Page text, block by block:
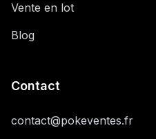
Vente en lot
Blog
Contact
contact@pokeventes.fr